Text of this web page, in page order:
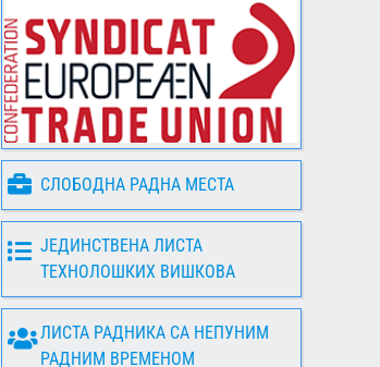
СЛОБОДНА РАДНА МЕСТА
ЈЕДИНСТВЕНА ЛИСТА
ТЕХНОЛОШКИХ ВИШКОВА
ЛИСТА РАДНИКА СА НЕПУНИМ
РАДНИМ ВРЕМЕНОМ